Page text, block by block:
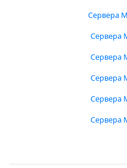
Сервера
Сервера
Сервера
Сервера
Сервера
Сервера